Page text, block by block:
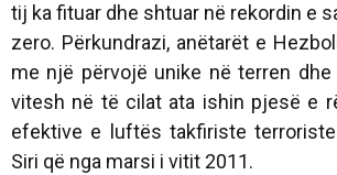
tij ka fituar dhe shtuar në rekordin e
zero. Përkundrazi, anëtarët e
me një përvojë unike në terren
vitesh në të cilat ata ishin pjesë e
efektive e luftës takfiriste
Siri që nga marsi i vitit 2011.